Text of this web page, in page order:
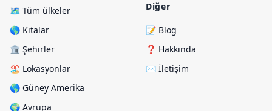
🗺️ Tüm ülkeler
🌎 Kıtalar
🏛️ Şehirler
🏖️ Lokasyonlar
🌎 Güney Amerika
🌍 Avrupa
Diğer
📝 Blog
❓ Hakkında
✉️ İletişim